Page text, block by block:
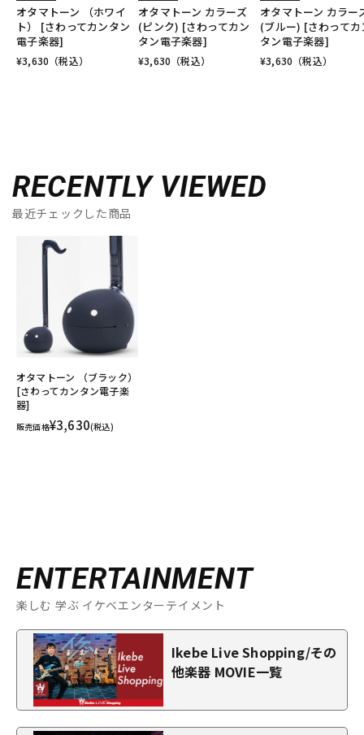
オタマトーン （ホワイ
ト） [さわってカンタン
電子楽器]
¥3,630 （税込）
オタマトーン カラーズ
(ピンク) [さわってカン
タン電子楽器]
¥3,630 （税込）
オタマトーン カラー
(ブルー) [さわってカ
タン電子楽器]
¥3,630 （税込）
RECENTLY VIEWED
最近チェックした商品
オタマトーン （ブラック）
[さわってカンタン電子楽
器]
販売価格¥3,630(税込)
ENTERTAINMENT
楽しむ 学ぶ イケベエンターテイメント
Ikebe Live Shopping/その
他楽器 MOVIE一覧